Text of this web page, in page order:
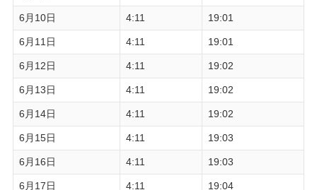
6月10日 4:11 19:01
6月11日 4:11 19:01
6月12日 4:11 19:02
6月13日 4:11 19:02
6月14日 4:11 19:02
6月15日 4:11 19:03
6月16日 4:11 19:03
6月17日 4:11 19:04